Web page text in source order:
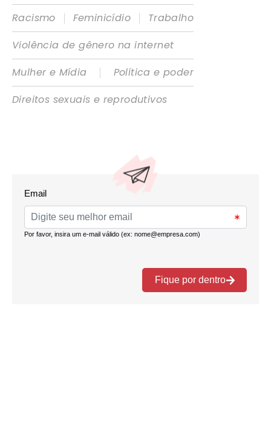
Racismo
| Feminicídio |
Trabalho
Violência de gênero na internet
Mulher e Mídia
|
Política e poder
Direitos sexuais e reprodutivos